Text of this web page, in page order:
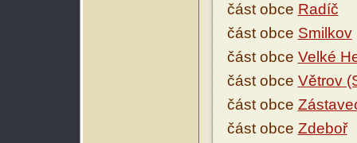
část obce Radíč
část obce Smilkov
část obce Velké
část obce Větrov
část obce
část obce Zdeboř